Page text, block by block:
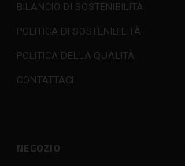
BILANCIO DI SOSTENIBILITÀ
POLITICA DI SOSTENIBILITÀ
POLITICA DELLA QUALITÀ
CONTATTACI
NEGOZIO